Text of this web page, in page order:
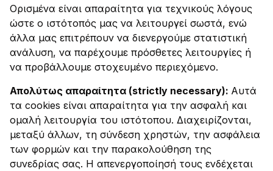
Ορισμένα είναι απαραίτητα για τεχνικούς λόγους
ώστε ο ιστότοπός μας να λειτουργεί σωστά, ενώ
άλλα μας επιτρέπουν να διενεργούμε στατιστική
ανάλυση, να παρέχουμε πρόσθετες λειτουργίες ή
να προβάλλουμε στοχευμένο περιεχόμενο.
Απολύτως απαραίτητα (strictly necessary): Αυτά
τα cookies είναι απαραίτητα για την ασφαλή και
ομαλή λειτουργία του ιστότοπου. Διαχειρίζονται,
μεταξύ άλλων, τη σύνδεση χρηστών, την ασφάλεια
των φορμών και την παρακολούθηση της
συνεδρίας σας. Η απενεργοποίησή τους ενδέχεται